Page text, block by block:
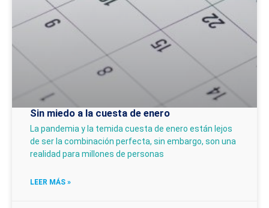
Sin miedo a la cuesta de enero
La pandemia y la temida cuesta de enero están lejos
de ser la combinación perfecta, sin embargo, son una
realidad para millones de personas
LEER MÁS »